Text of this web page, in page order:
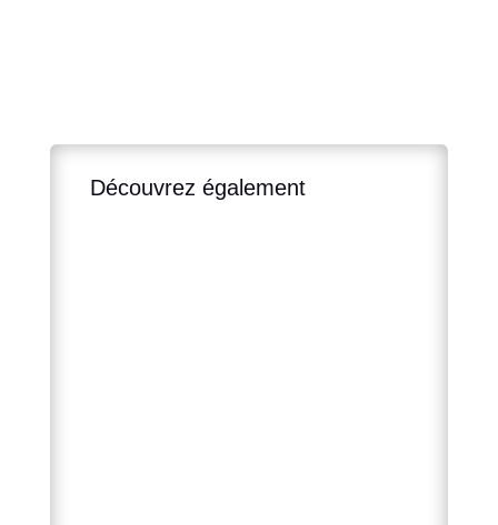
Découvrez également